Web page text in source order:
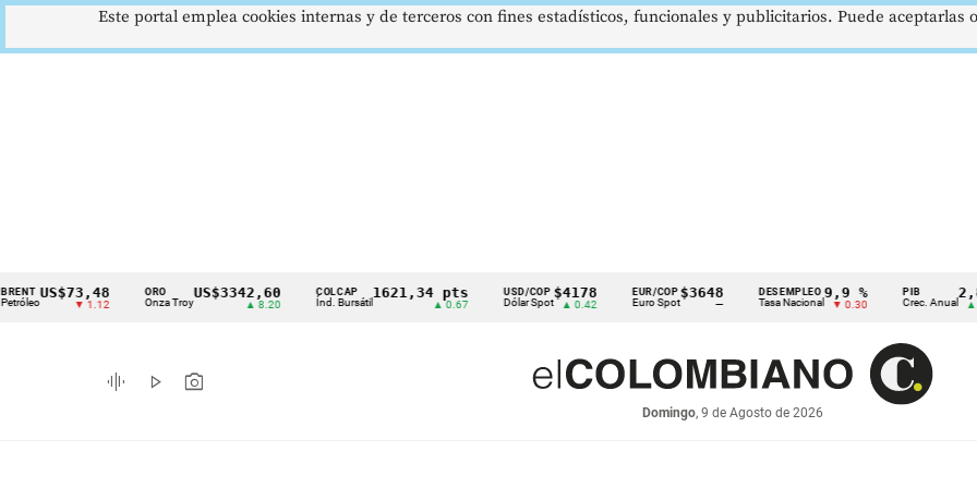
Cintillo
indicadores
económicos
US$73,48
▼ 1.12
ORO
Onza Troy
US$3342,60 COLCAP
Índ. Bursátil
1621,34 pts USD/COP
Dólar Spot
$4178
▲ 0.42
EUR/COP
Euro Spot
$3648
—
DESEMPLEO
Tasa Nacional
9,9 %
▼ 0.30
PIB
Crec. Anual
2,8 %
▲ 0.10
graphic_eq play_arrow photo_camera
Domingo, 9 de Agosto de 2026
Este portal emplea cookies internas y de terceros con fines estadísticos, funcionales y publicitarios. Puede aceptarlas